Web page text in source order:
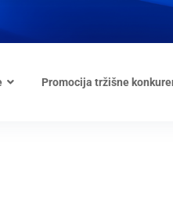
Promocija tržišne